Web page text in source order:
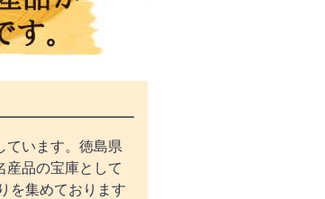
ています。徳島県
産品の宝庫として
を集めております